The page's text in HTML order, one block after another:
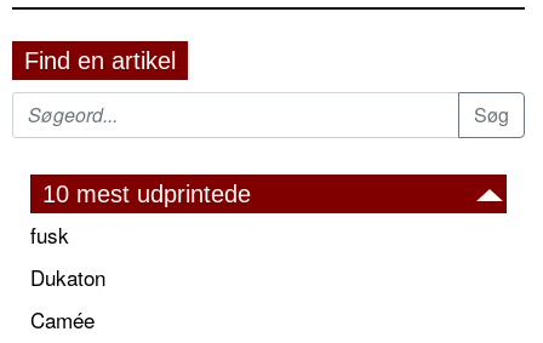
Find en artikel
10 mest udprintede
fusk
Dukaton
Camée